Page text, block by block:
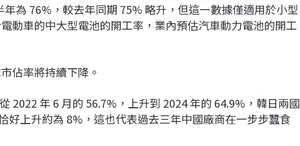
年為 76%，較去年同期 75% 略升，但這一數據僅適用於小型
動車的中大型電池的開工率，業內預估汽車動力電池的開工
佔率將持續下降。
2022 年 6 月的 56.7%，上升到 2024 年的 64.9%，韓日兩國
好上升約為 8%，這也代表過去三年中國廠商在一步步蠶食